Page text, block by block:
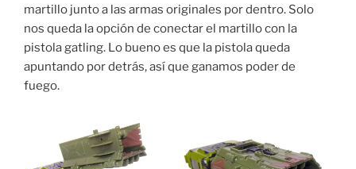
martillo junto a las armas originales por dentro. Solo
nos queda la opción de conectar el martillo con la
pistola gatling. Lo bueno es que la pistola queda
apuntando por detrás, así que ganamos poder de
fuego.